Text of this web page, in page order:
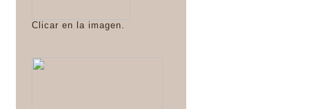
Clicar en la imagen.